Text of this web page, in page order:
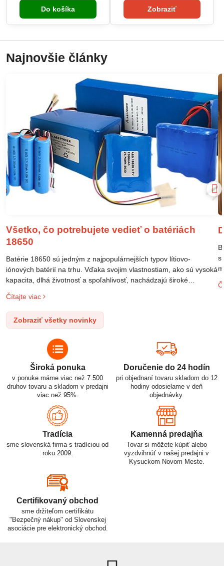
Do košíka Zobraziť
Najnovšie články
Všetko, čo potrebujete vedieť o batériách
18650
Batérie 18650 sú jedným z najpopulárnejších typov lítiovo-
iónových batérií na trhu. Vďaka svojim vlastnostiam, ako sú vysoká
kapacita, dlhá životnosť a spoľahlivosť, nachádzajú široké
po elektrické vozidlá. Pochopenie ich delenia, označovania a
správneho používania je kľúčom k ich efektívnemu a bezpečnému
využitiu.
Čítajte viac
Zobraziť všetky novinky
Široká ponuka
v ponuke máme viac než 7.500
druhov tovaru a skladom v predajni
viac než 95%.
Doručenie do 24 hodín
pri objednaní tovaru skladom do 12
hodiny odosielame v deň
objednávky.
Tradícia
sme slovenská firma s tradíciou od
roku 2009.
Kamenná predajňa
Tovar si môžete kúpiť alebo
vyzdvihnúť v našej predajni v
Kysuckom Novom Meste.
Certifikovaný obchod
sme držiteľom certifikátu
"Bezpečný nákup" od Slovenskej
asociácie pre elektronický obchod.